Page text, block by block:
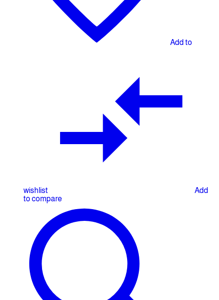
Add to
wishlist
Add
to compare